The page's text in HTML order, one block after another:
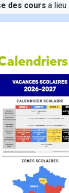
des cours a lieu